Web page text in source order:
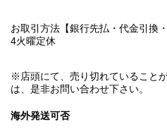
お取引方法【銀行先払・代金引換
4火曜定休
※店頭にて、売り切れていること
は、是非お問い合わせ下さい。
海外発送可否